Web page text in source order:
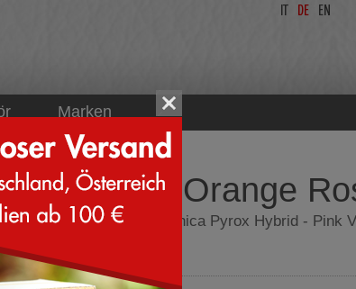
DE EN
Marken
Blau Gelb Orange
Wanderschuhe - Tecnica Pyrox Hybrid - Pink